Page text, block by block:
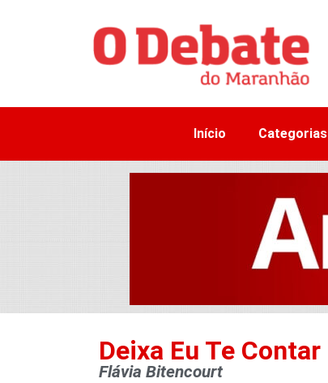
Início Categorias
Deixa Eu Te Contar
Flávia Bitencourt